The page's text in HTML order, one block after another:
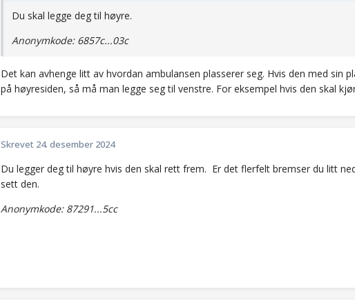
Du skal legge deg til høyre.
Anonymkode: 6857c...03c
Det kan avhenge litt av hvordan ambulansen plasserer seg. Hvis den med sin
på høyresiden, så må man legge seg til venstre. For eksempel hvis den skal
Skrevet 24. desember 2024
Du legger deg til høyre hvis den skal rett frem. Er det flerfelt bremser du litt
sett den.
Anonymkode: 87291...5cc